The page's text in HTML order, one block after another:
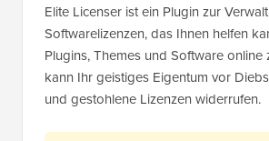
Elite Licenser ist ein Plugin zur
Softwarelizenzen, das Ihnen helfen
Plugins, Themes und Software online
kann Ihr geistiges Eigentum vor
und gestohlene Lizenzen widerrufen.